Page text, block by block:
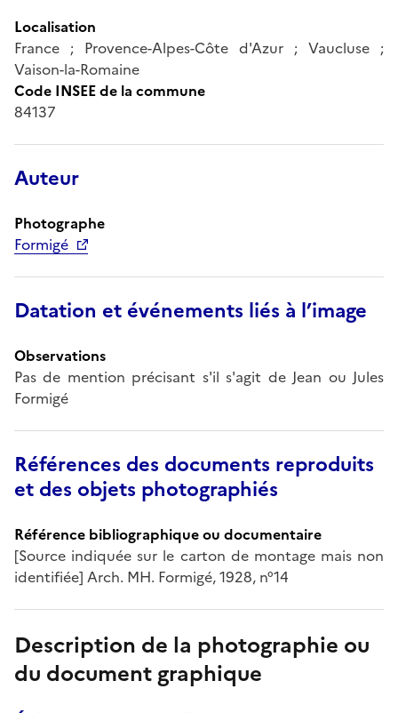
Localisation
France ; Provence-Alpes-Côte d'Azur ; Vaucluse ;
Vaison-la-Romaine
Code INSEE de la commune
84137
Auteur
Photographe
Formigé
Datation et événements liés à l’image
Observations
Pas de mention précisant s'il s'agit de Jean ou Jules
Formigé
Références des documents reproduits
et des objets photographiés
Référence bibliographique ou documentaire
[Source indiquée sur le carton de montage mais non
identifiée] Arch. MH. Formigé, 1928, n°14
Description de la photographie ou
du document graphique